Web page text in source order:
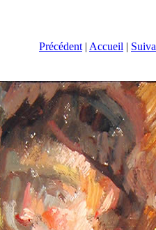
Précédent | Accueil |